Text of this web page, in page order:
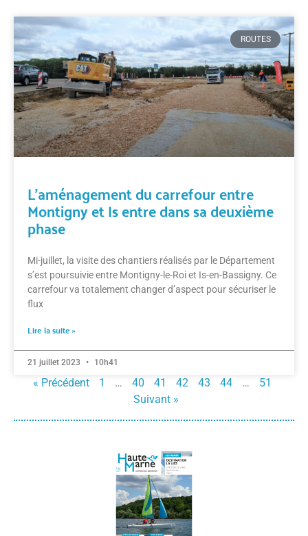
ROUTES
L’aménagement du carrefour entre
Montigny et Is entre dans sa deuxième
phase
Mi-juillet, la visite des chantiers réalisés par le Département
s’est poursuivie entre Montigny-le-Roi et Is-en-Bassigny. Ce
carrefour va totalement changer d’aspect pour sécuriser le
flux
Lire la suite »
21 juillet 2023 10h41
« Précédent 1 … 40 41 42 43 44 …
51
Suivant »